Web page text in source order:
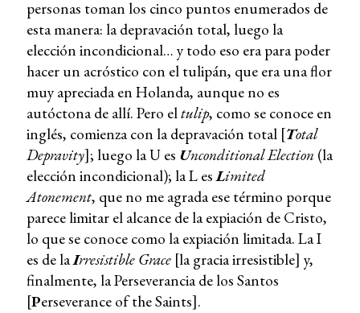
personas toman los cinco puntos enumerados de
esta manera: la depravación total, luego la
elección incondicional… y todo eso era para poder
hacer un acróstico con el tulipán, que era una flor
muy apreciada en Holanda, aunque no es
autóctona de allí. Pero eltulip, como se conoce en
inglés, comienza con la depravación total [Total
Depravity]; luego la U es Unconditional Election(la
elección incondicional); la L esLimited
Atonement, que no me agrada ese término porque
parece limitar el alcance de la expiación de Cristo,
lo que se conoce como la expiación limitada. La I
es de laIrresistible Grace[la gracia irresistible] y,
finalmente, la Perseverancia de los Santos
[Perseverance of the Saints].